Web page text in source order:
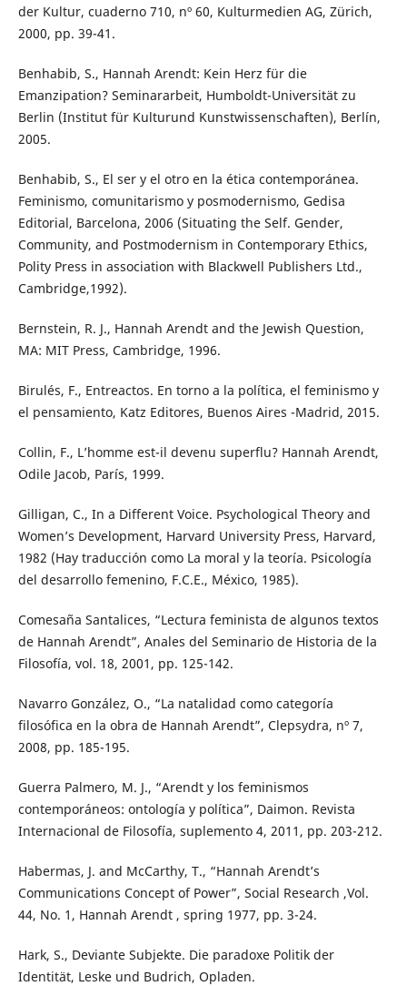
der Kultur, cuaderno 710, nº 60, Kulturmedien AG, Zürich,
2000, pp. 39-41.
Benhabib, S., Hannah Arendt: Kein Herz für die
Emanzipation? Seminararbeit, Humboldt-Universität zu
Berlin (Institut für Kulturund Kunstwissenschaften), Berlín,
2005.
Benhabib, S., El ser y el otro en la ética contemporánea.
Feminismo, comunitarismo y posmodernismo, Gedisa
Editorial, Barcelona, 2006 (Situating the Self. Gender,
Community, and Postmodernism in Contemporary Ethics,
Polity Press in association with Blackwell Publishers Ltd.,
Cambridge,1992).
Bernstein, R. J., Hannah Arendt and the Jewish Question,
MA: MIT Press, Cambridge, 1996.
Birulés, F., Entreactos. En torno a la política, el feminismo y
el pensamiento, Katz Editores, Buenos Aires -Madrid, 2015.
Collin, F., L’homme est-il devenu superflu? Hannah Arendt,
Odile Jacob, París, 1999.
Gilligan, C., In a Different Voice. Psychological Theory and
Women’s Development, Harvard University Press, Harvard,
1982 (Hay traducción como La moral y la teoría. Psicología
del desarrollo femenino, F.C.E., México, 1985).
Comesaña Santalices, “Lectura feminista de algunos textos
de Hannah Arendt”, Anales del Seminario de Historia de la
Filosofía, vol. 18, 2001, pp. 125-142.
Navarro González, O., “La natalidad como categoría
filosófica en la obra de Hannah Arendt”, Clepsydra, nº 7,
2008, pp. 185-195.
Guerra Palmero, M. J., “Arendt y los feminismos
contemporáneos: ontología y política”, Daimon. Revista
Internacional de Filosofía, suplemento 4, 2011, pp. 203-212.
Habermas, J. and McCarthy, T., “Hannah Arendt’s
Communications Concept of Power”, Social Research ,Vol.
44, No. 1, Hannah Arendt , spring 1977, pp. 3-24.
Hark, S., Deviante Subjekte. Die paradoxe Politik der
Identität, Leske und Budrich, Opladen.